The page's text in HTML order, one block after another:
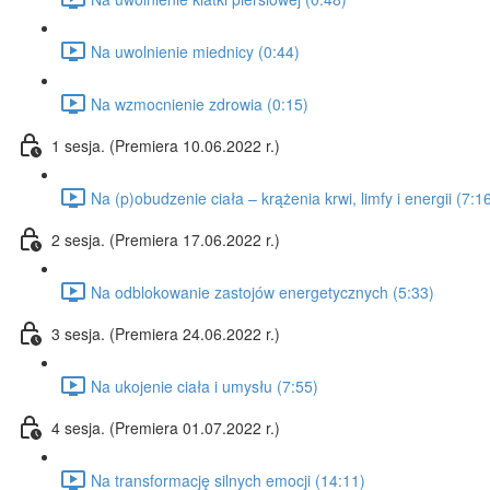
Na uwolnienie miednicy (0:44)
Na wzmocnienie zdrowia (0:15)
1 sesja. (Premiera 10.06.2022 r.)
Na (p)obudzenie ciała – krążenia krwi, limfy i energii
2 sesja. (Premiera 17.06.2022 r.)
Na odblokowanie zastojów energetycznych (5:33)
3 sesja. (Premiera 24.06.2022 r.)
Na ukojenie ciała i umysłu (7:55)
4 sesja. (Premiera 01.07.2022 r.)
Na transformację silnych emocji (14:11)